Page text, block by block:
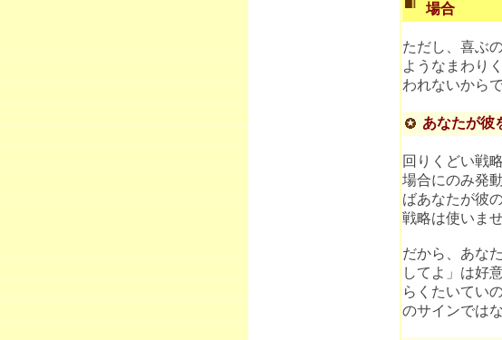
場合
ただし、喜ぶ
ようなまわり
われないから
あなたが彼
回りくどい戦
場合にのみ発
ばあなたが彼
戦略は使いま
だから、あな
してよ」は好
らくたいてい
のサインでは